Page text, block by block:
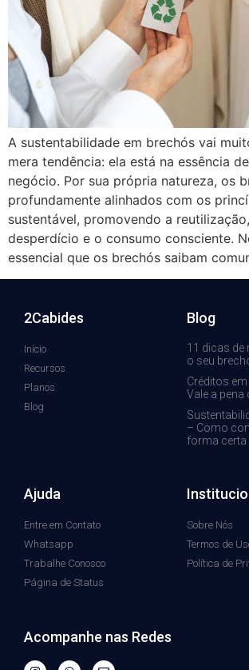
A sustentabilidade em brechós vai
mera tendência: ela está na essência
negócio. Por sua própria natureza, os
profundamente alinhados com os
sustentável, promovendo a
desperdício e o consumo consciente.
essencial que os brechós saibam
2Cabides
Início
Recursos
Planos
Blog
Blog
11 dicas de
o seu
Créditos
Vale a pena
– Como
forma certa
Ajuda
Entre em Contato
Whatsapp
Trabalhe Conosco
Página de Status
Sobre Nós
Termos de
Política de
Acompanhe nas Redes